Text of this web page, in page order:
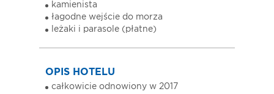
kamienista
łagodne wejście do morza
leżaki i parasole (płatne)
OPIS HOTELU
całkowicie odnowiony w 2017